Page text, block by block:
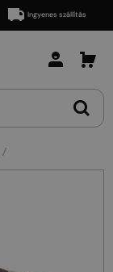
Ingyenes szállítás